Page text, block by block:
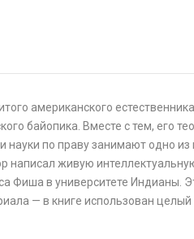
американского
байопика. Вместе с тем, его
науки по праву занимают одно
написал живую
Фиша в университете Индианы.
— в книге использован